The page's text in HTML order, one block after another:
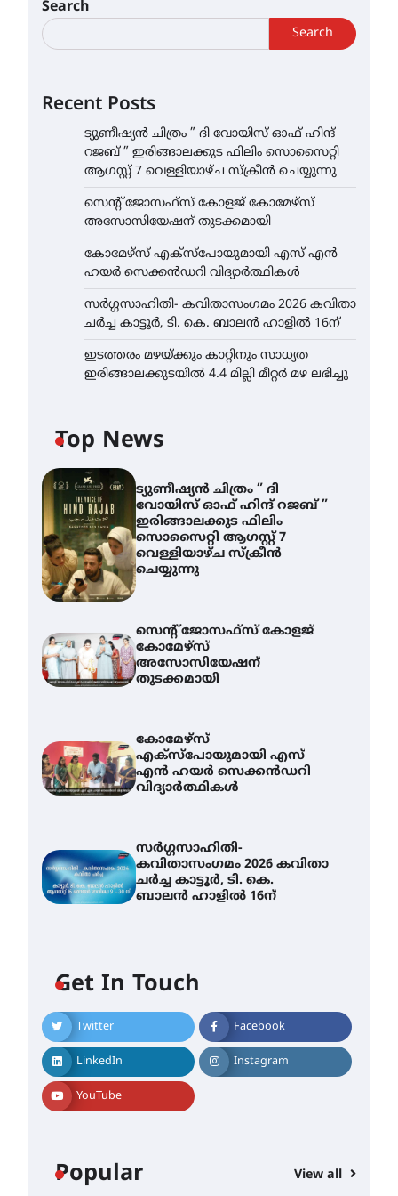
Search
Search
Recent Posts
ട്യുണീഷ്യൻ ചിത്രം ” ദി വോയിസ് ഓഫ് ഹിന്ദ്
റജബ് ” ഇരിങ്ങാലക്കുട ഫിലിം സൊസൈറ്റി
ആഗസ്റ്റ് 7 വെള്ളിയാഴ്ച സ്‌ക്രീൻ ചെയ്യുന്നു
സെന്റ് ജോസഫ്സ് കോളജ് കോമേഴ്‌സ്
അസോസിയേഷന് തുടക്കമായി
കോമേഴ്സ് എക്സ്പോയുമായി എസ് എൻ
ഹയർ സെക്കൻഡറി വിദ്യാർത്ഥികൾ
സർഗ്ഗസാഹിതി- കവിതാസംഗമം 2026 കവിതാ
ചർച്ച കാട്ടൂർ, ടി. കെ. ബാലൻ ഹാളിൽ 16ന്
ഇടത്തരം മഴയ്ക്കും കാറ്റിനും സാധ്യത
ഇരിങ്ങാലക്കുടയിൽ 4.4 മില്ലി മീറ്റർ മഴ ലഭിച്ചു
Top News
ട്യുണീഷ്യൻ ചിത്രം ” ദി
വോയിസ് ഓഫ് ഹിന്ദ് റജബ് ”
ഇരിങ്ങാലക്കുട ഫിലിം
സൊസൈറ്റി ആഗസ്റ്റ് 7
വെള്ളിയാഴ്ച സ്‌ക്രീൻ
ചെയ്യുന്നു
സെന്റ് ജോസഫ്സ് കോളജ്
കോമേഴ്‌സ്
അസോസിയേഷന്
തുടക്കമായി
കോമേഴ്സ്
എക്സ്പോയുമായി എസ്
എൻ ഹയർ സെക്കൻഡറി
വിദ്യാർത്ഥികൾ
സർഗ്ഗസാഹിതി-
കവിതാസംഗമം 2026 കവിതാ
ചർച്ച കാട്ടൂർ, ടി. കെ.
ബാലൻ ഹാളിൽ 16ന്
Get In Touch
Twitter Facebook
LinkedIn Instagram
YouTube
Popular View all